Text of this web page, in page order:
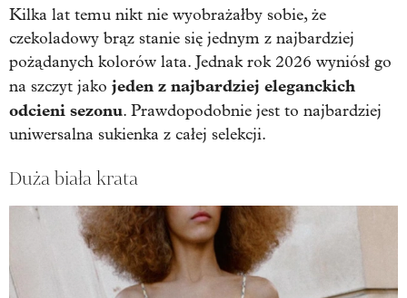
Kilka lat temu nikt nie wyobrażałby sobie, że
czekoladowy brąz stanie się jednym z najbardziej
pożądanych kolorów lata. Jednak rok 2026 wyniósł go
na szczyt jako jeden z najbardziej eleganckich
odcieni sezonu. Prawdopodobnie jest to najbardziej
uniwersalna sukienka z całej selekcji.
Duża biała krata